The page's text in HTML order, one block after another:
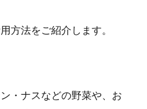
方法をご紹介します。
・ナスなどの野菜や、お